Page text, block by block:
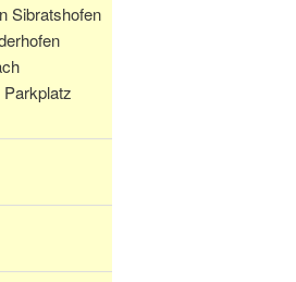
Sibratshofen